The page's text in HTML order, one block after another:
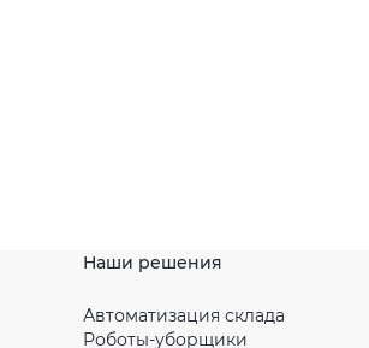
Наши решения
Автоматизация склада
Роботы-уборщики